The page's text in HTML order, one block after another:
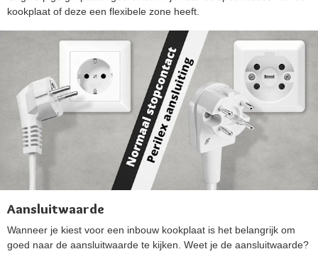
kookplaat of deze een flexibele zone heeft.
Aansluitwaarde
Wanneer je kiest voor een inbouw kookplaat is het belangrijk om
goed naar de aansluitwaarde te kijken. Weet je de aansluitwaarde?